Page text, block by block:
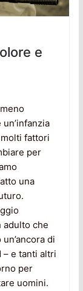
e
fattori
per
una
adulto che
di
– e tanti altri
per
uomini.